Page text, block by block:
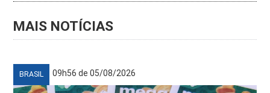
MAIS NOTÍCIAS
BRASIL 09h56 de 05/08/2026